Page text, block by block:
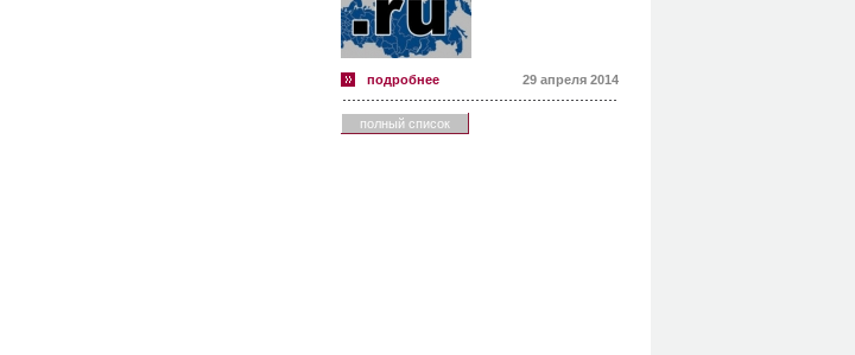
подробнее 29 апреля 2014
полный список